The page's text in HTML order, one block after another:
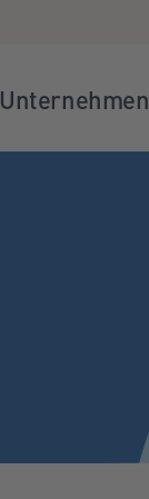
Unternehmen